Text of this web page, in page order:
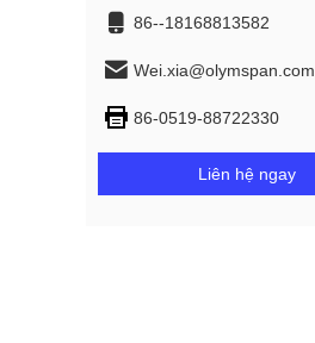
86--18168813582
Wei.xia@olymspan.com
86-0519-88722330
Liên hệ ngay